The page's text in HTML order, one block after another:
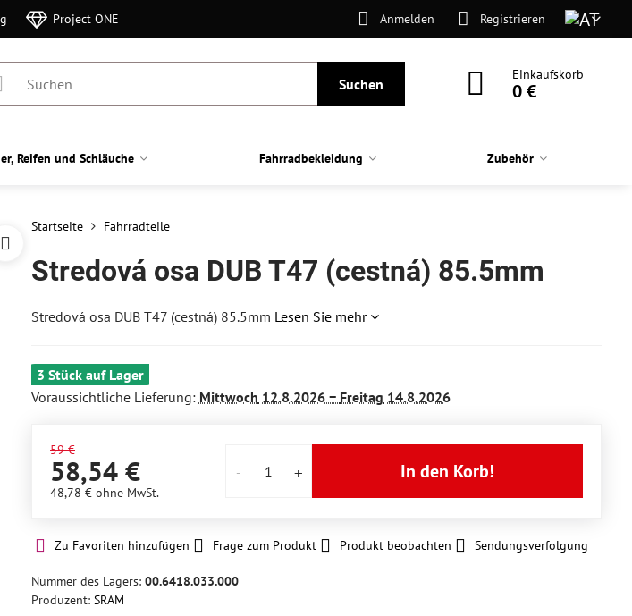
Project ONE Anmelden Registrieren
Suchen
Einkaufskorb
0 €
Reifen und Schläuche Fahrradbekleidung Zubehör
Startseite Fahrradteile
Stredová osa DUB T47 (cestná) 85.5mm
Stredová osa DUB T47 (cestná) 85.5mm Lesen Sie mehr
3 Stück auf Lager
Voraussichtliche Lieferung: Mittwoch 12.8.2026 − Freitag 14.8.2026
59 €
58,54 €
48,78 € ohne MwSt.
In den Korb!
Zu Favoriten hinzufügen Frage zum Produkt Produkt beobachten Sendungsverfolgung
Nummer des Lagers: 00.6418.033.000
Produzent: SRAM